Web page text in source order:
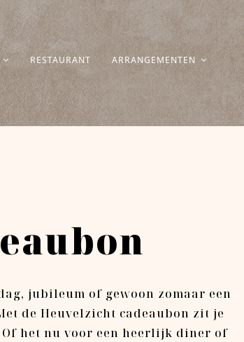
RESTAURANT ARRANGEMENTEN
jubileum of gewoon zomaar een
de Heuvelzicht cadeaubon zit je
het nu voor een heerlijk diner of